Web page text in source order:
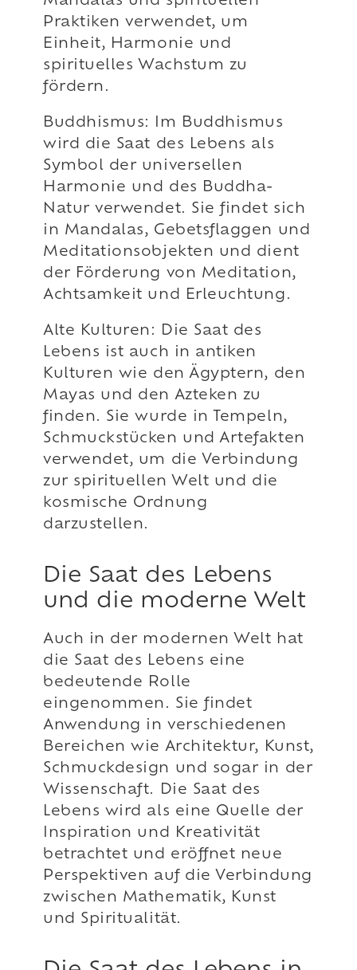
Praktiken verwendet, um
Einheit, Harmonie und
spirituelles Wachstum zu
fördern.
Buddhismus: Im Buddhismus
wird die Saat des Lebens als
Symbol der universellen
Harmonie und des Buddha-
Natur verwendet. Sie findet sich
in Mandalas, Gebetsflaggen und
Meditationsobjekten und dient
der Förderung von Meditation,
Achtsamkeit und Erleuchtung.
Alte Kulturen: Die Saat des
Lebens ist auch in antiken
Kulturen wie den Ägyptern, den
Mayas und den Azteken zu
finden. Sie wurde in Tempeln,
Schmuckstücken und Artefakten
verwendet, um die Verbindung
zur spirituellen Welt und die
kosmische Ordnung
darzustellen.
Die Saat des Lebens
und die moderne Welt
Auch in der modernen Welt hat
die Saat des Lebens eine
bedeutende Rolle
eingenommen. Sie findet
Anwendung in verschiedenen
Bereichen wie Architektur, Kunst,
Schmuckdesign und sogar in der
Wissenschaft. Die Saat des
Lebens wird als eine Quelle der
Inspiration und Kreativität
betrachtet und eröffnet neue
Perspektiven auf die Verbindung
zwischen Mathematik, Kunst
und Spiritualität.